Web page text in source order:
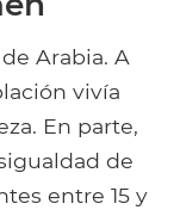
Arabia. A
vivía
En parte,
de
entre 15 y